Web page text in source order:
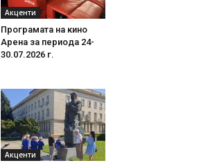
Акценти
Програмата на кино
Арена за периода 24-
30.07.2026 г.
Акценти